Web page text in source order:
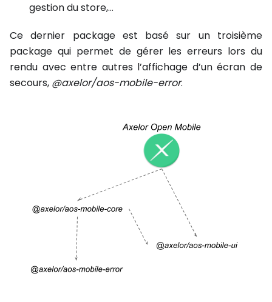
gestion du store,…
Ce dernier package est basé sur un troisième
package qui permet de gérer les erreurs lors du
rendu avec entre autres l’affichage d’un écran de
secours, @axelor/aos-mobile-error.